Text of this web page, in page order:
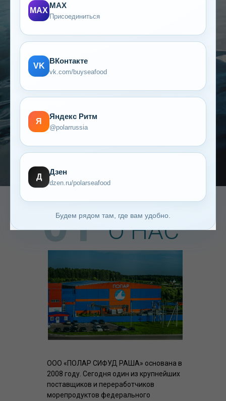
MAX
MAX
Присоединиться
VK
ВКонтакте
vk.com/buyseafood
Я
Яндекс Ритм
@polarrussia
Д
Дзен
dzen.ru/polarseafood
Будем рядом там, где вам удобно.
СВЯЗАТЬСЯ С НАМИ
О НАС
ООО «ПОЛАР СИФУД РАША» основана в
2008 году. Сегодня один из крупнейших
поставщиков и переработчиков
морепродуктов федерального
01